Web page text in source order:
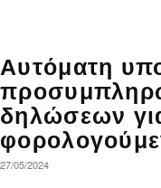
Αυτόματη
δηλώσεων
27/05/2024